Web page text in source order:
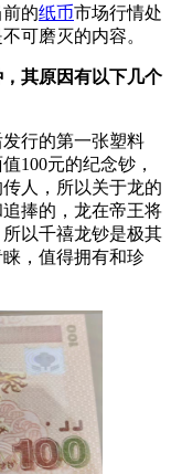
的纸币市场行情处
可磨灭的内容。
其原因有以下几个
行的第一张塑料
100元的纪念钞，
人，所以关于龙的
捧的，龙在帝王将
以千禧龙钞是极其
，值得拥有和珍